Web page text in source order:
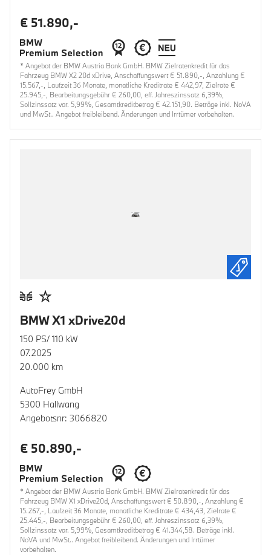
€ 51.890,-
* Angebot der BMW Austria Bank GmbH. BMW Zielratenkredit für das
Fahrzeug BMW X2 20d xDrive, Anschaffungswert € 51.890,-, Anzahlung €
15.567,-, Laufzeit 36 Monate, monatliche Kreditrate € 442,97, Zielrate €
25.945,-, Bearbeitungsgebühr € 260,00, eff. Jahreszinssatz 6,39%,
Sollzinssatz var. 5,99%, Gesamtkreditbetrag € 42.151,90. Beträge inkl. NoVA
und MwSt.. Angebot freibleibend. Änderungen und Irrtümer vorbehalten.
BMW X1 xDrive20d
150 PS/ 110 kW
07.2025
20.000 km
AutoFrey GmbH
5300 Hallwang
Angebotsnr: 3066820
€ 50.890,-
* Angebot der BMW Austria Bank GmbH. BMW Zielratenkredit für das
Fahrzeug BMW X1 xDrive20d, Anschaffungswert € 50.890,-, Anzahlung €
15.267,-, Laufzeit 36 Monate, monatliche Kreditrate € 434,43, Zielrate €
25.445,-, Bearbeitungsgebühr € 260,00, eff. Jahreszinssatz 6,39%,
Sollzinssatz var. 5,99%, Gesamtkreditbetrag € 41.344,58. Beträge inkl.
NoVA und MwSt.. Angebot freibleibend. Änderungen und Irrtümer
vorbehalten.